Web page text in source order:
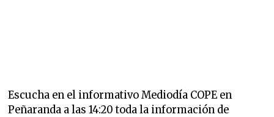
Escucha en el informativo Mediodía COPE en
Peñaranda a las 14:20 toda la información de